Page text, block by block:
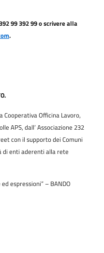
99 392 99 o scrivere alla
.
Cooperativa Officina Lavoro,
APS, dall’ Associazione 232
con il supporto dei Comuni
di enti aderenti alla rete
espressioni” – BANDO